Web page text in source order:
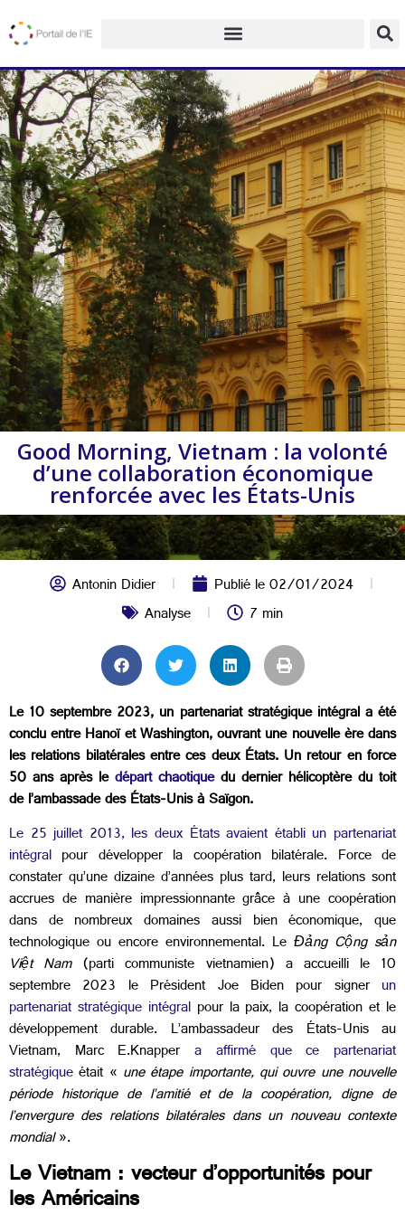
Good Morning, Vietnam : la volonté
d’une collaboration économique
renforcée avec les États-Unis
Antonin Didier Publié le02/01/2024
Analyse
7 min
Le 10 septembre 2023, un partenariat stratégique intégral a été
conclu entre Hanoï et Washington, ouvrant une nouvelle ère dans
les relations bilatérales entre ces deux États. Un retour en force
50 ans après ledépart chaotiquedu dernier hélicoptère du toit
de l’ambassade des États-Unis à Saïgon.
Le 25 juillet 2013, les deux États avaient établi un partenariat
intégral pour développer la coopération bilatérale. Force de
constater qu’une dizaine d’années plus tard, leurs relations sont
accrues de manière impressionnante grâce à une coopération
dans de nombreux domaines aussi bien économique, que
technologique ou encore environnemental. Le Đảng Cộng sản
Việt Nam (parti communiste vietnamien) a accueilli le 10
septembre 2023 le Président Joe Biden pour signer un
partenariat stratégique intégralpour la paix, la coopération et le
développement durable. L’ambassadeur des États-Unis au
Vietnam, Marc E.Knappera affirmé que ce partenariat
stratégiqueétait « une étape importante, qui ouvre une nouvelle
période historique de l’amitié et de la coopération, digne de
l’envergure des relations bilatérales dans un nouveau contexte
mondial».
Le Vietnam : vecteur d’opportunités pour
les Américains